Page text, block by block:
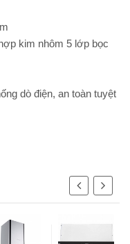
kim nhôm 5 lớp bọc
dò điện, an toàn tuyệt